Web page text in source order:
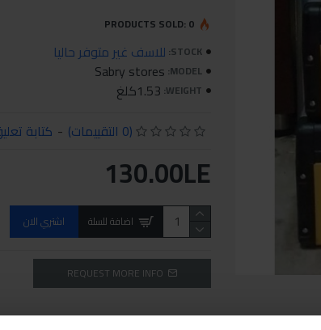
STOCK: للاسف غير متوفر حاليا
MODEL:
Sabry stores
WEIGHT: 1.53كلغ
PRODUCTS SOLD: 0
(0 التقييمات) - كتابة
130.00LE
اضافة للسلة اشتري الان
REQUEST MORE INFO